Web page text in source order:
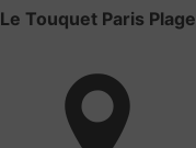
Le Touquet Paris Plage